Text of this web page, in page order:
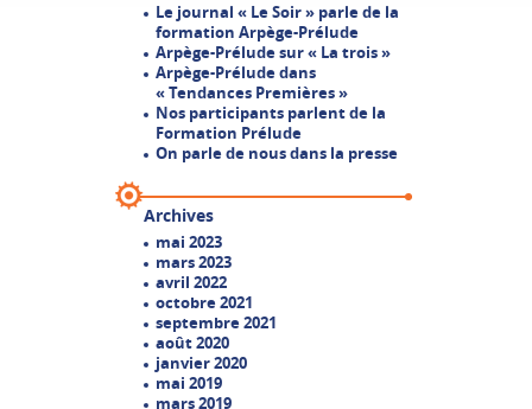
Le journal « Le Soir » parle de la
formation Arpège-Prélude
Arpège-Prélude sur « La trois »
Arpège-Prélude dans
« Tendances Premières »
Nos participants parlent de la
Formation Prélude
On parle de nous dans la presse
Archives
mai 2023
mars 2023
avril 2022
octobre 2021
septembre 2021
août 2020
janvier 2020
mai 2019
mars 2019